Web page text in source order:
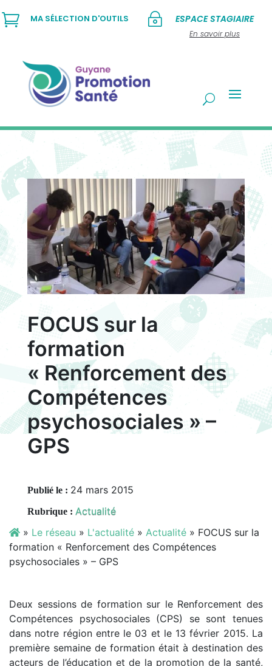
~ ESPACE STAGIAIRE
En savoir plus
 MA SÉLECTION D'OUTILS
FOCUS sur la
formation
« Renforcement des
Compétences
psychosociales » –
GPS
Publié le : 24 mars 2015
Rubrique : Actualité
» Le réseau » L'actualité » Actualité » FOCUS sur la
formation « Renforcement des Compétences
psychosociales » – GPS
Deux sessions de formation sur le Renforcement des
Compétences psychosociales (CPS) se sont tenues
dans notre région entre le 03 et le 13 février 2015. La
première semaine de formation était à destination des
acteurs de l’éducation et de la promotion de la santé,